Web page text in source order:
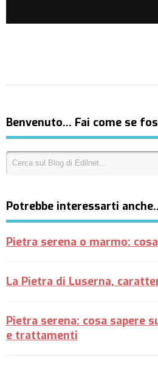
Benvenuto… Fai come se
Potrebbe interessarti
Pietra serena o marmo:
La Pietra di Luserna,
Pietra serena: cosa sapere
e trattamenti